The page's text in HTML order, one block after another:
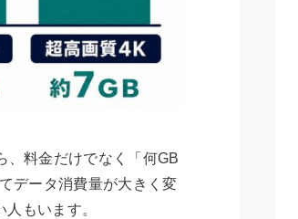
、料金だけでなく「何GB
データ消費量が大きく変
もいます。